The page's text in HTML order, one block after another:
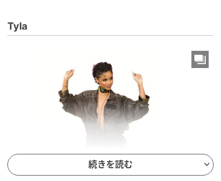
Tyla
続きを読む